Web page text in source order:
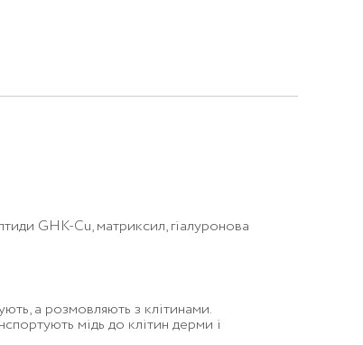
GHK-Cu, матриксил, гіалуронова
а розмовляють з клітинами.
мідь до клітин дерми і